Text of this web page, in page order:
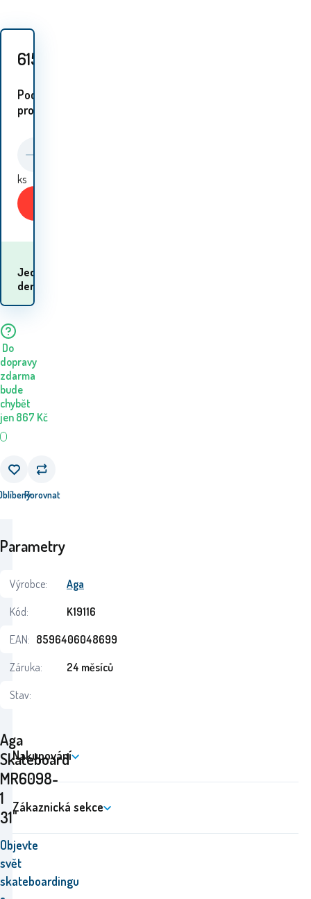
615
Podobné
proudukty:
ks
Jeden
den
Do
dopravy
zdarma
bude
chybět
jen 867 Kč
Porovnat
Aga
Skateboard
MR6098-
1
31"
Objevte
svět
skateboardingu
Parametry
Výrobce:
Aga
Kód:
K19116
EAN: 8596406048699
Záruka:
24 měsíců
Stav:
Nakupování
Zákaznická sekce